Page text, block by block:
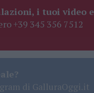
i tuoi video
+39 345 356 7512
di GalluraOggi.it